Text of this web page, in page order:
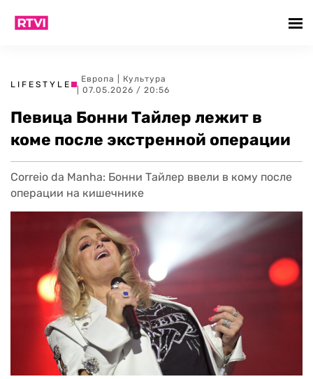
LIFESTYLE
Европа
Культура
| 07.05.2026 / 20:56
Певица Бонни Тайлер лежит в
коме после экстренной операции
Correio da Manha: Бонни Тайлер ввели в кому после
операции на кишечнике